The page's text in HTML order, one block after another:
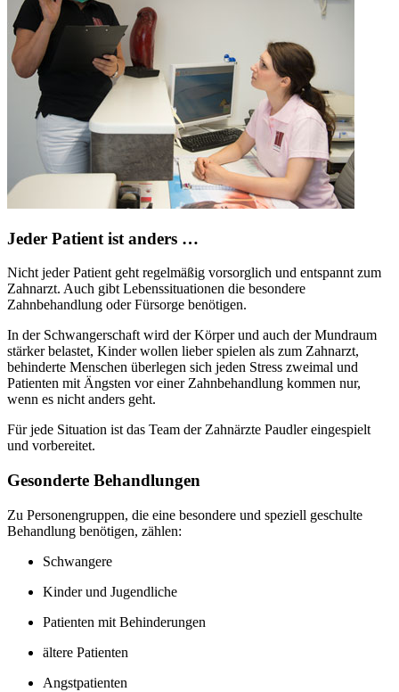
Jeder Patient ist anders …
Nicht jeder Patient geht regelmäßig vorsorglich und entspannt zum
Zahnarzt. Auch gibt Lebenssituationen die besondere
Zahnbehandlung oder Fürsorge benötigen.
In der Schwangerschaft wird der Körper und auch der Mundraum
stärker belastet, Kinder wollen lieber spielen als zum Zahnarzt,
behinderte Menschen überlegen sich jeden Stress zweimal und
Patienten mit Ängsten vor einer Zahnbehandlung kommen nur,
wenn es nicht anders geht.
Für jede Situation ist das Team der Zahnärzte Paudler eingespielt
und vorbereitet.
Gesonderte Behandlungen
Zu Personengruppen, die eine besondere und speziell geschulte
Behandlung benötigen, zählen:
Schwangere
Kinder und Jugendliche
Patienten mit Behinderungen
ältere Patienten
Angstpatienten